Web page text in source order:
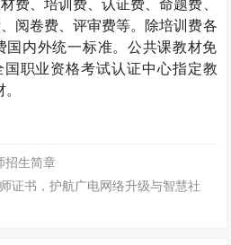
费、培训费、认证费、命题费、
阅卷费、评审费等。除培训费各
国内外统一标准。公共课教材免
国职业资格考试认证中心指定教
招生简章
证书，护航广电网络升级与智慧社